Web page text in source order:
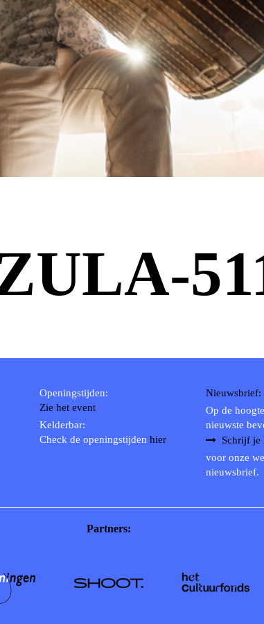
Openingstijden:
Zie het event
Kelderbar:
Check de openingstijden hier
Nieuwsbrief:
Op de
nieuwste
Schrijf je
voor onze
nieuwsbrief.
Partners: